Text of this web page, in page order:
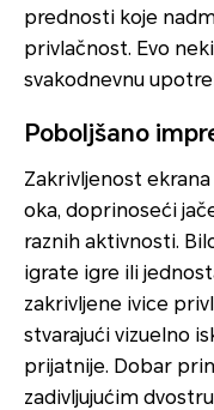
prednosti koje
privlačnost. Evo
svakodnevnu
Poboljšano
Zakrivljenost
oka, doprinoseći
raznih aktivnosti.
igrate igre ili
zakrivljene ivice
stvarajući vizuelno
prijatnije. Dobar
zadivljujućim